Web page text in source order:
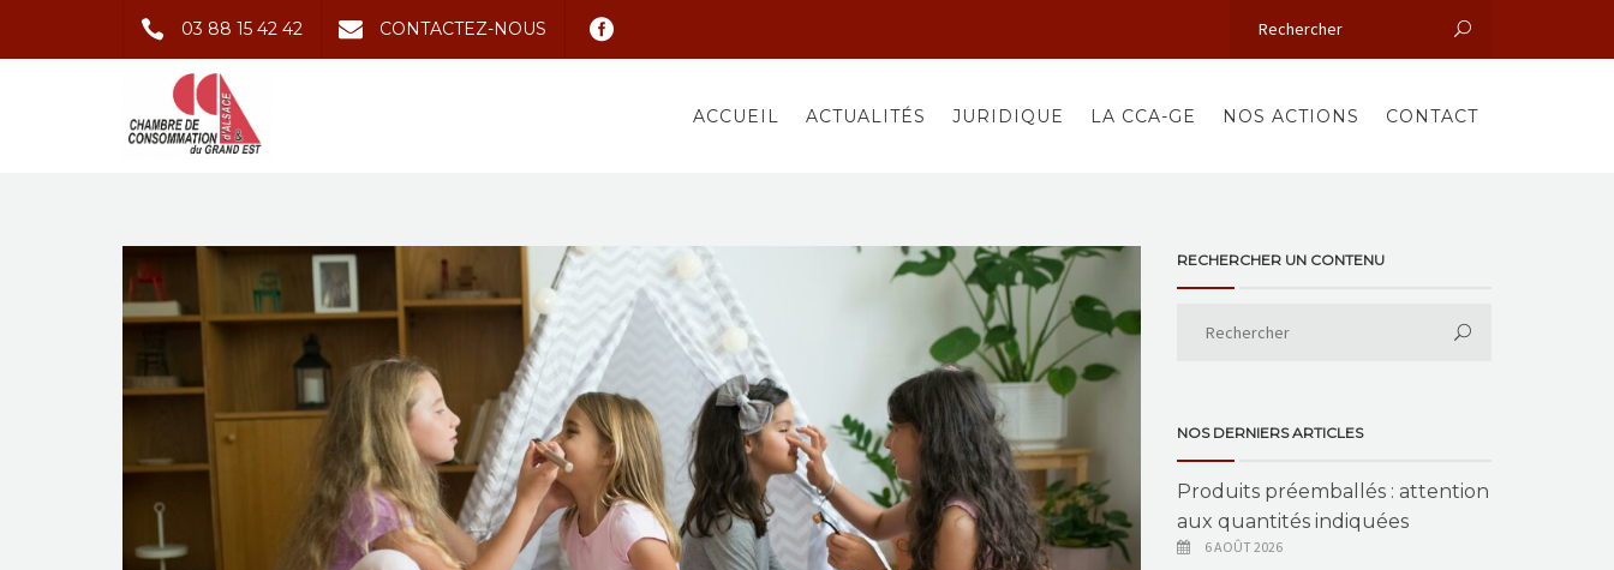
03 88 15 42 42 CONTACTEZ-NOUS
ACCUEIL ACTUALITÉS JURIDIQUE LA CCA-GE NOS ACTIONS CONTACT
RECHERCHER UN CONTENU
NOS DERNIERS ARTICLES
Produits préemballés : attention
aux quantités indiquées
6 AOÛT 2026